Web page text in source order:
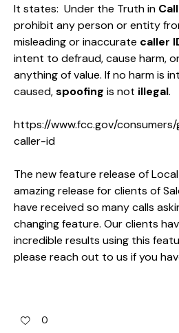
It states: Under the Truth in
prohibit any person or entity
misleading or inaccurate caller
intent to defraud, cause harm,
anything of value. If no harm is
caused,spoofing is not illegal.
https://www.fcc.gov/
caller-id
The new feature release of
amazing release for clients of
have received so many calls
changing feature. Our clients
incredible results using this
please reach out to us if you
0